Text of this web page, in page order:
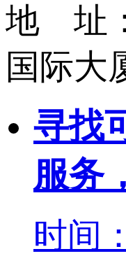
地 址
国际大
寻找
服务
时间